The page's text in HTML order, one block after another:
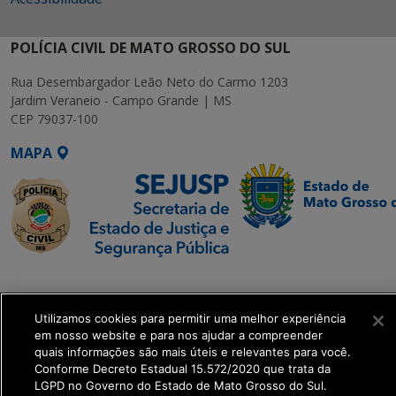
POLÍCIA CIVIL DE MATO GROSSO DO SUL
Rua Desembargador Leão Neto do Carmo 1203
Jardim Veraneio - Campo Grande | MS
CEP 79037-100
MAPA
Executiva de
Transformação Digital
get_footer();
Utilizamos cookies para permitir uma melhor experiência
em nosso website e para nos ajudar a compreender
quais informações são mais úteis e relevantes para você.
Conforme Decreto Estadual 15.572/2020 que trata da
LGPD no Governo do Estado de Mato Grosso do Sul.